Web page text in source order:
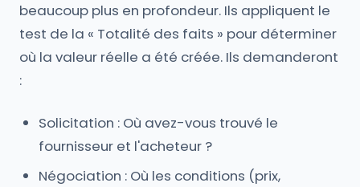
beaucoup plus en profondeur. Ils appliquent le
test de la « Totalité des faits » pour déterminer
où la valeur réelle a été créée. Ils demanderont
:
Solicitation : Où avez-vous trouvé le
fournisseur et l'acheteur ?
Négociation : Où les conditions (prix,